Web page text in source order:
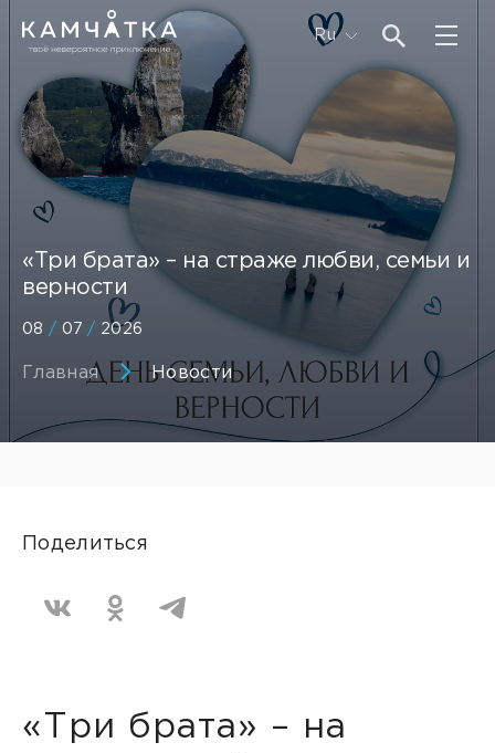
Ru
«Три брата» – на страже любви, семьи и
верности
08 / 07 / 2026
Главная Новости
Поделиться
«Три брата» – на